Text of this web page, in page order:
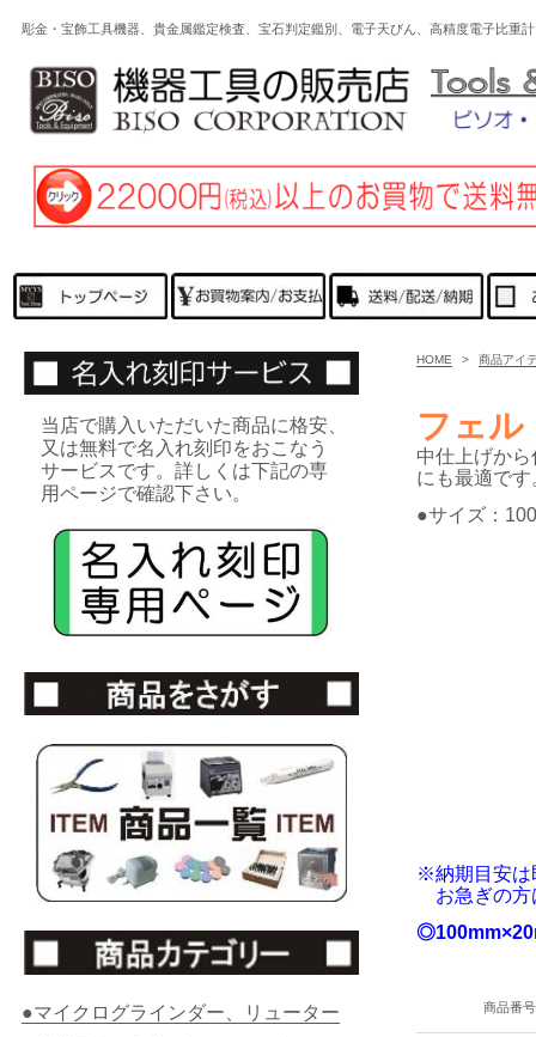
彫金・宝飾工具機器、貴金属鑑定検査、宝石判定鑑別、電子天びん、高精度電子比
HOME > 商品アイ
フェル
中仕上げか
にも最適です
●サイズ：
※納期目安は
お急ぎの方
商品番号
当店で購入いただいた商品に格安、
又は無料で名入れ刻印をおこなう
サービスです。詳しくは下記の専
用ページで確認下さい。
●マイクログラインダー、リューター